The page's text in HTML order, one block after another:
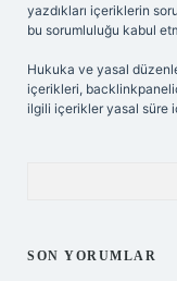
yazdıkları içeriklerin
bu sorumluluğu kabul
Hukuka ve yasal
içerikleri,
ilgili içerikler yasal süre
SON YORUMLAR